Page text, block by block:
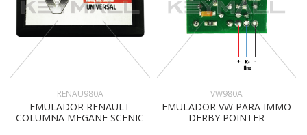
RENAU980A
EMULADOR RENAULT
COLUMNA MEGANE SCENIC
VW980A
EMULADOR VW PARA IMMO
DERBY POINTER